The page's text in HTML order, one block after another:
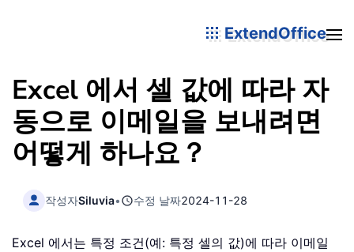
ExtendOffice
Excel 에서 셀 값에 따라 자
동으로 이메일을 보내려면
어떻게 하나요？
작성자Siluvia• 수정 날짜2024-11-28
Excel 에서는 특정 조건(예: 특정 셀의 값)에 따라 이메일